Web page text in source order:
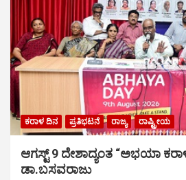
ಕರಾಳ ದಿನ ಪ್ರತಿಭಟನೆ ರಾಜ್ಯ ರಾಷ್ಟ್ರೀಯ
ಆಗಸ್ಟ್ 9 ದೇಶಾದ್ಯಂತ “ಅಭಯಾ
ಡಾ.ಬಸವರಾಜು